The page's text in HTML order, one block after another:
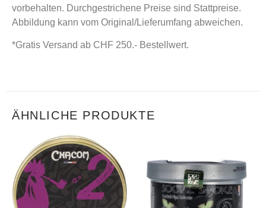
vorbehalten. Durchgestrichene Preise sind Stattpreise.
Abbildung kann vom Original/Lieferumfang abweichen.
*Gratis Versand ab CHF 250.- Bestellwert.
ÄHNLICHE PRODUKTE